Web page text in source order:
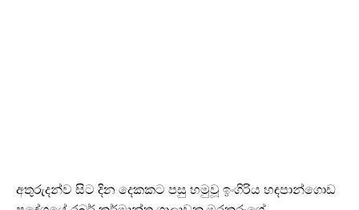
අතුරුදන්ව සිට දින දෙකකට පසු හමුවූ ඉංගිරිය හඳපාන්ගොඩ